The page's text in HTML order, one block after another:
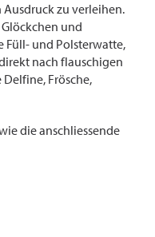
zu verleihen.
und
Füll- und Polsterwatte,
nach flauschigen
Frösche,
die anschliessende